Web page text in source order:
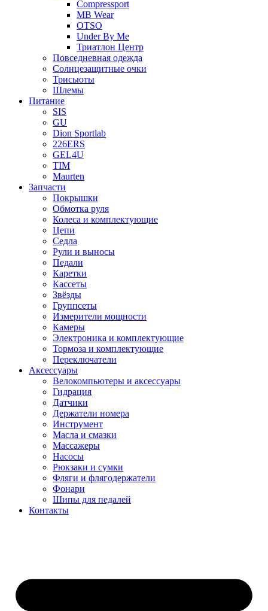
Compressport
MB Wear
OTSO
Under By Me
Триатлон Центр
Повседневная одежда
Солнцезащитные очки
Трисьюты
Шлемы
Питание
SIS
GU
Dion Sportlab
226ERS
GEL4U
TIM
Maurten
Запчасти
Покрышки
Обмотка руля
Колеса и комплектующие
Цепи
Седла
Рули и выносы
Педали
Каретки
Кассеты
Звёзды
Группсеты
Измерители мощности
Камеры
Электроника и комплектующие
Тормоза и комплектующие
Переключатели
Аксессуары
Велокомпьютеры и аксессуары
Гидрация
Датчики
Держатели номера
Инструмент
Масла и смазки
Массажеры
Насосы
Рюкзаки и сумки
Фляги и флягодержатели
Фонари
Шипы для педалей
Контакты